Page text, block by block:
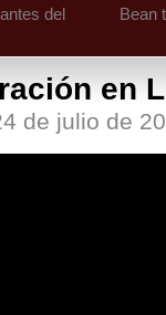
del Bean
en
de julio de